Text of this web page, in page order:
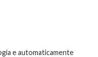
e automaticamente